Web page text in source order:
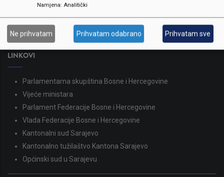
Adresa: Sarajevo, Reisa Džemaludina Čauševića 1
387 33 562-044
387 33 562-210
skupstina@skupstina.ks.gov.ba
LINKOVI
Parlamentarna skupština Bosne i Hercegovine
Vijeće ministara
Parlament Federacije Bosne i Hercegovine
Vlada Federacije Bosne i Hercegovine
Kantonalni sud Sarajevo
Kantonalno tužilaštvo Kantona Sarajevo
Općinski sud u Sarajevu
Namjena: Analitički
Ne prihvatam Prihvatam odabrano Prihvatam sve